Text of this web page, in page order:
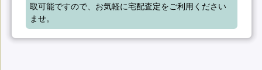
取可能ですので、お気軽に宅配査定をご利用ください
ませ。